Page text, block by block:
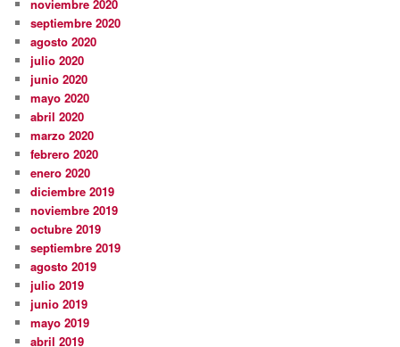
noviembre 2020
septiembre 2020
agosto 2020
julio 2020
junio 2020
mayo 2020
abril 2020
marzo 2020
febrero 2020
enero 2020
diciembre 2019
noviembre 2019
octubre 2019
septiembre 2019
agosto 2019
julio 2019
junio 2019
mayo 2019
abril 2019